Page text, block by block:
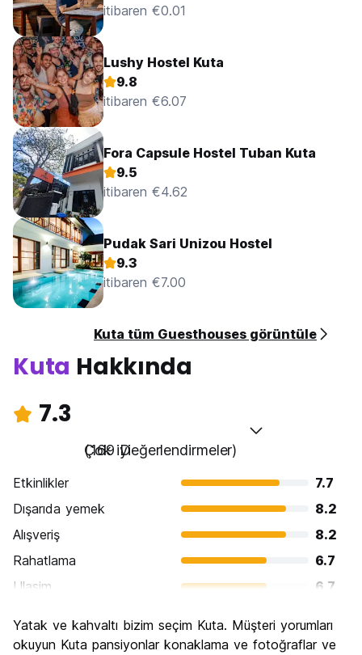
itibaren €0.01
Lushy Hostel Kuta
9.8
itibaren €6.07
Fora Capsule Hostel Tuban Kuta
9.5
itibaren €4.62
Pudak Sari Unizou Hostel
9.3
itibaren €7.00
Kuta tüm Guesthouses görüntüle
Kuta Hakkında
7.3
Çok iyi
(169 Değerlendirmeler)
Etkinlikler
7.7
Dışarıda yemek
8.2
Alışveriş
8.2
Rahatlama
6.7
Ulasim
6.7
Kültür
5.9
Yatak ve kahvaltı bizim seçim Kuta. Müşteri yorumları
okuyun Kuta pansiyonlar konaklama ve fotoğraflar ve